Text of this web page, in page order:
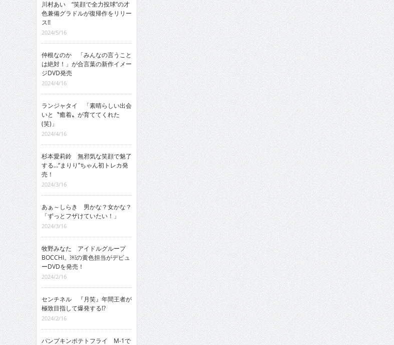
川村あい “笑顔で全力投球”の才
色兼備グラドルが復帰作をリリー
ス!!
2024/5/16
仲根なのか 「みんなの言うこと
は絶対！」が合言葉の新作イメー
ジDVD発売
2024/4/16
ランジャタイ 「素晴らしい出会
いと〝癒着〟が育ててくれた
(笑)」
2024/4/16
杉本愛莉鈴 無邪気な笑顔で魅了
する…“まりり”ちゃん初トレカ発
売！
2024/3/16
あぁ～しらき 男かな？女かな？
「ずっとフザけていたい！」
2024/3/16
牧野みなた アイドルグループ
BOCCHI。￼の黄色担当がデビュ
ーDVDを発売！
2024/2/16
センチネル 『月笑』年間王者が
極致目指して爆発する!?
2024/2/16
パンプキンポテトフライ M-1で